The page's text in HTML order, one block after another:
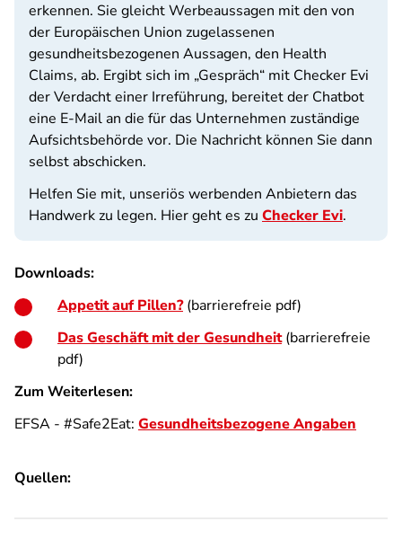
erkennen. Sie gleicht Werbeaussagen mit den von
der Europäischen Union zugelassenen
gesundheitsbezogenen Aussagen, den Health
Claims, ab. Ergibt sich im „Gespräch“ mit Checker Evi
der Verdacht einer Irreführung, bereitet der Chatbot
eine E-Mail an die für das Unternehmen zuständige
Aufsichtsbehörde vor. Die Nachricht können Sie dann
selbst abschicken.
Helfen Sie mit, unseriös werbenden Anbietern das
Handwerk zu legen. Hier geht es zu Checker Evi.
Downloads:
Appetit auf Pillen?(barrierefreie pdf)
Das Geschäft mit der Gesundheit(barrierefreie
pdf)
Zum Weiterlesen:
EFSA - #Safe2Eat: Gesundheitsbezogene Angaben
Quellen: